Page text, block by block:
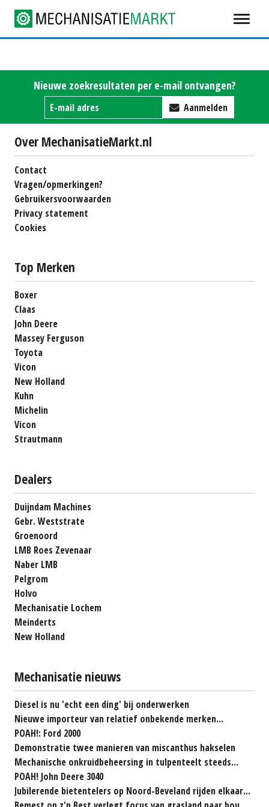
Nieuwe zoekresultaten per e-mail ontvangen?
Aanmelden
Over MechanisatieMarkt.nl
Contact
Vragen/opmerkingen?
Gebruikersvoorwaarden
Privacy statement
Cookies
Top Merken
Boxer
Claas
John Deere
Massey Ferguson
Toyota
Vicon
New Holland
Kuhn
Michelin
Vicon
Strautmann
Dealers
Duijndam Machines
Gebr. Weststrate
Groenoord
LMB Roes Zevenaar
Naber LMB
Pelgrom
Holvo
Mechanisatie Lochem
Meinderts
New Holland
Mechanisatie nieuws
Diesel is nu 'echt een ding' bij onderwerken
Nieuwe importeur van relatief onbekende merken...
POAH!: Ford 2000
Demonstratie twee manieren van miscanthus hakselen
Mechanische onkruidbeheersing in tulpenteelt steeds...
POAH! John Deere 3040
Jubilerende bietentelers op Noord-Beveland rijden elkaar...